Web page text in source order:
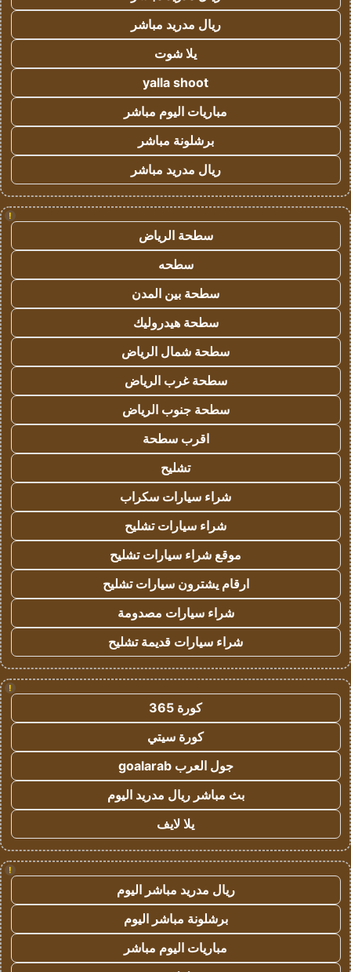
ريال مدريد مباشر
يلا شوت
yalla shoot
مباريات اليوم مباشر
برشلونة مباشر
ريال مدريد مباشر
!
سطحة الرياض
سطحه
سطحة بين المدن
سطحة هيدروليك
سطحة شمال الرياض
سطحة غرب الرياض
سطحة جنوب الرياض
اقرب سطحة
تشليح
شراء سيارات سكراب
شراء سيارات تشليح
موقع شراء سيارات تشليح
ارقام يشترون سيارات تشليح
شراء سيارات مصدومة
شراء سيارات قديمة تشليح
!
كورة 365
كورة سيتي
جول العرب goalarab
بث مباشر ريال مدريد اليوم
يلا لايف
!
ريال مدريد مباشر اليوم
برشلونة مباشر اليوم
مباريات اليوم مباشر